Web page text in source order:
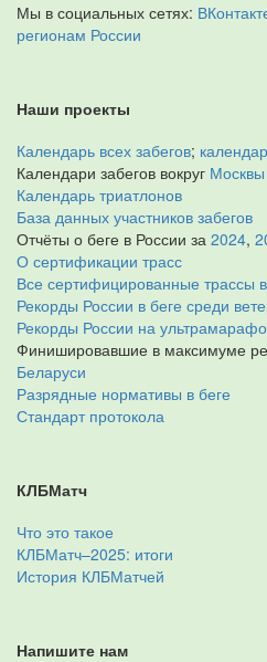
Мы в социальных сетях:
регионам России
Наши проекты
Календарь всех забегов;
Календари забегов вокруг Москвы
Календарь триатлонов
База данных участников забегов
Отчёты о беге в России за 2024,
О сертификации трасс
Все сертифицированные трассы
Рекорды России в беге среди
Рекорды России на
Финишировавшие в максимуме
Беларуси
Разрядные нормативы в беге
Стандарт протокола
КЛБМатч
Что это такое
КЛБМатч–2025: итоги
История КЛБМатчей
Напишите нам